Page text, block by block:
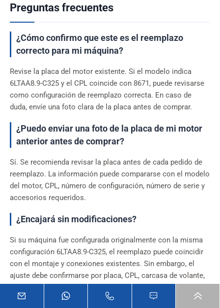
Preguntas frecuentes
¿Cómo confirmo que este es el reemplazo
correcto para mi máquina?
Revise la placa del motor existente. Si el modelo indica
6LTAA8.9-C325 y el CPL coincide con 8671, puede revisarse
como configuración de reemplazo correcta. En caso de
duda, envíe una foto clara de la placa antes de comprar.
¿Puedo enviar una foto de la placa de mi motor
anterior antes de comprar?
Sí. Se recomienda revisar la placa antes de cada pedido de
reemplazo. La información puede compararse con el modelo
del motor, CPL, número de configuración, número de serie y
accesorios requeridos.
¿Encajará sin modificaciones?
Si su máquina fue configurada originalmente con la misma
configuración 6LTAA8.9-C325, el reemplazo puede coincidir
con el montaje y conexiones existentes. Sin embargo, el
ajuste debe confirmarse por placa, CPL, carcasa de volante,